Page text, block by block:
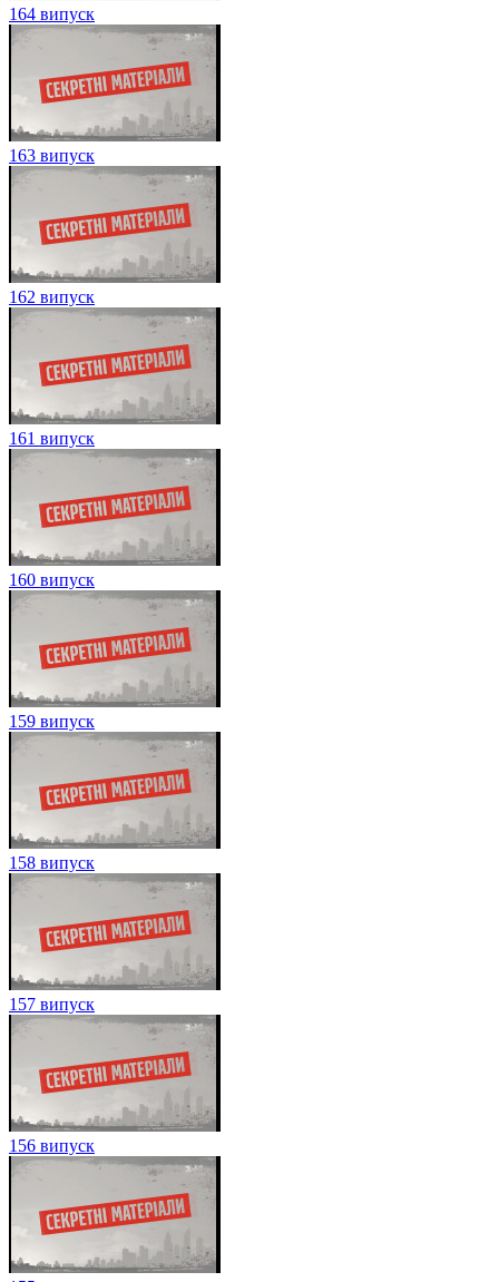
164 випуск
163 випуск
162 випуск
161 випуск
160 випуск
159 випуск
158 випуск
157 випуск
156 випуск